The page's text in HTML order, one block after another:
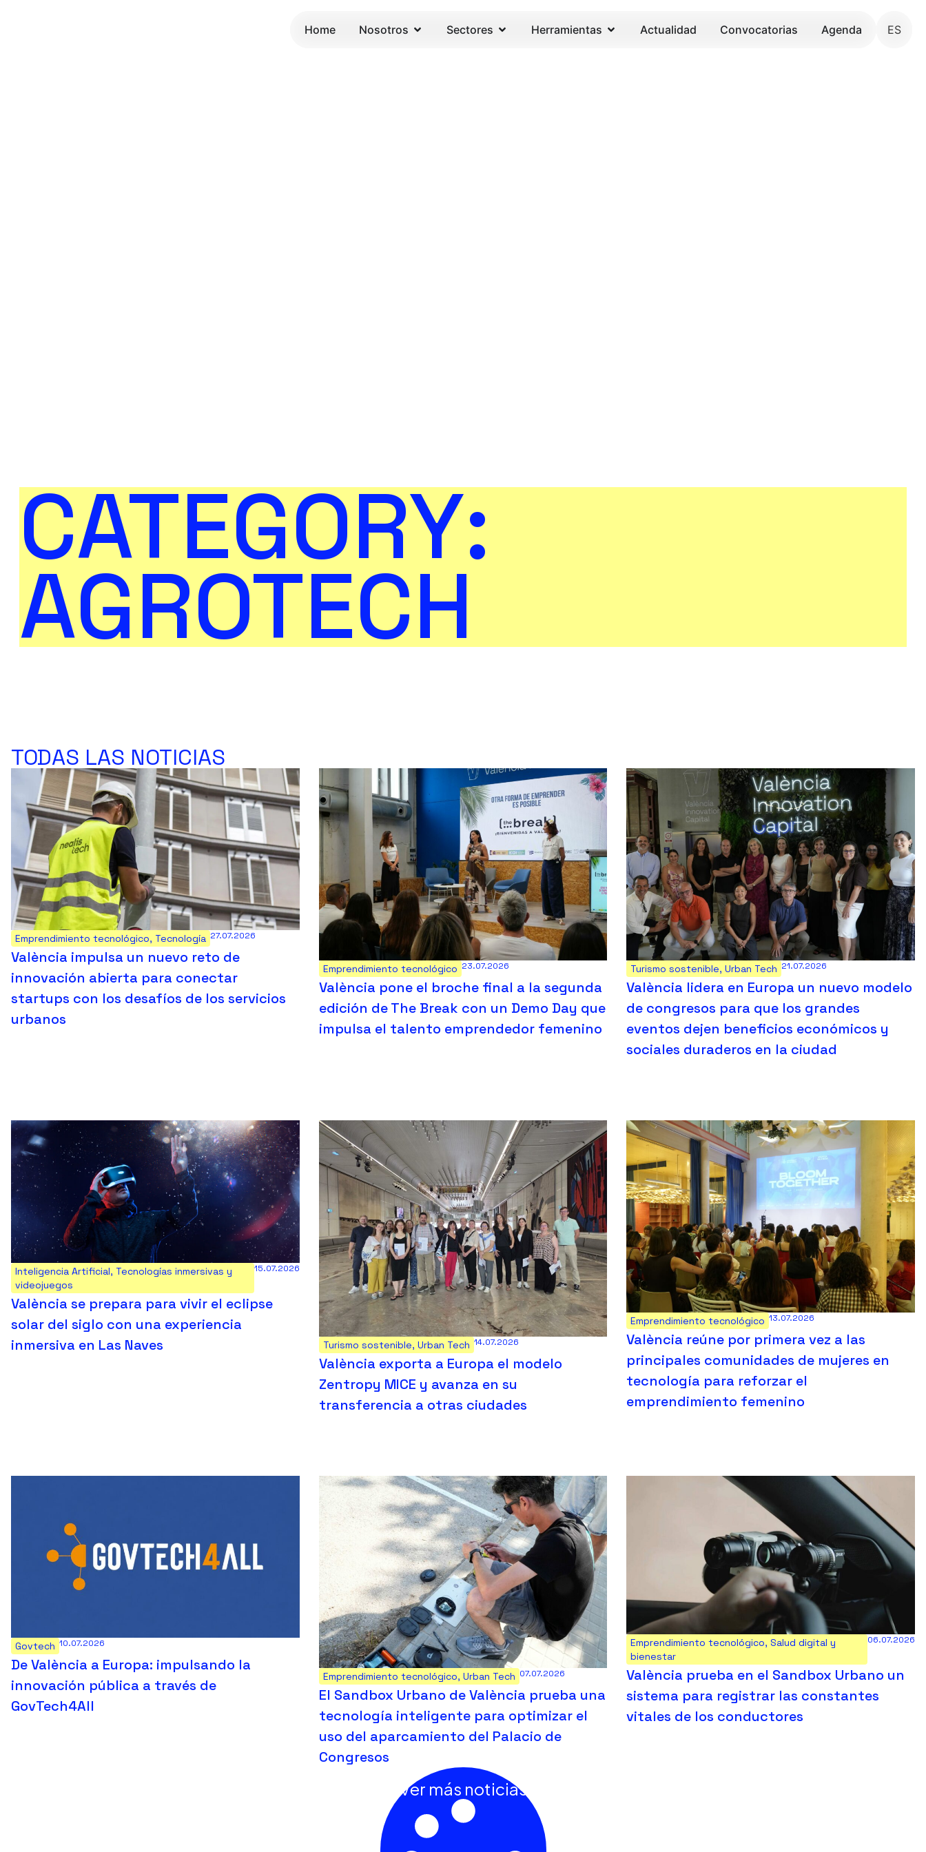
Home Nosotros Sectores Herramientas Actualidad Convocatorias Agenda ES
CATEGORY:
AGROTECH
TODAS LAS NOTICIAS
Emprendimiento tecnológico, Tecnología 27.07.2026
València impulsa un nuevo reto de
innovación abierta para conectar
startups con los desafíos de los servicios
urbanos
Emprendimiento tecnológico 23.07.2026
València pone el broche final a la segunda
edición de The Break con un Demo Day que
impulsa el talento emprendedor femenino
Turismo sostenible,Urban Tech 21.07.2026
València lidera en Europa un nuevo modelo
de congresos para que los grandes
eventos dejen beneficios económicos y
sociales duraderos en la ciudad
Inteligencia Artificial, Tecnologías inmersivas y
videojuegos
15.07.2026
València se prepara para vivir el eclipse
solar del siglo con una experiencia
inmersiva en Las Naves
Turismo sostenible, Urban Tech 14.07.2026
València exporta a Europa el modelo
Zentropy MICE y avanza en su
transferencia a otras ciudades
Emprendimiento tecnológico 13.07.2026
València reúne por primera vez a las
principales comunidades de mujeres en
tecnología para reforzar el
emprendimiento femenino
Govtech 10.07.2026
De València a Europa: impulsando la
innovación pública a través de
GovTech4All
Emprendimiento tecnológico, Urban Tech 07.07.2026
El Sandbox Urbano de València prueba una
tecnología inteligente para optimizar el
uso del aparcamiento del Palacio de
Congresos
Emprendimiento tecnológico,Salud digital y
bienestar
06.07.2026
València prueba en el Sandbox Urbano un
sistema para registrar las constantes
vitales de los conductores
Ver más noticias